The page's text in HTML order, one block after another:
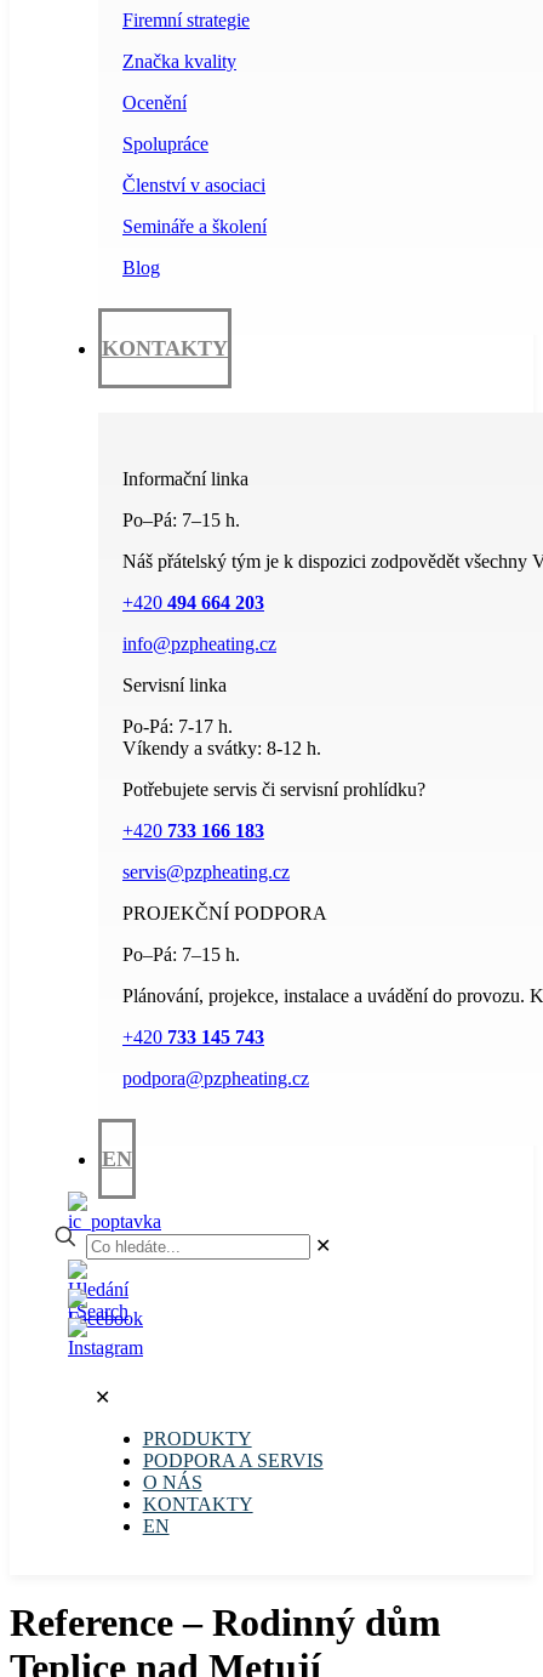
Firemní strategie
Značka kvality
Ocenění
Spolupráce
Členství v asociaci
Semináře a školení
Blog
KONTAKTY
Informační linka
Po–Pá: 7–15 h.
Náš přátelský tým je k dispozici zodpovědět všechny
+420 494 664 203
info@pzpheating.cz
Servisní linka
Po-Pá: 7-17 h.
Víkendy a svátky: 8-12 h.
Potřebujete servis či servisní prohlídku?
+420 733 166 183
servis@pzpheating.cz
PROJEKČNÍ PODPORA
Po–Pá: 7–15 h.
Plánování, projekce, instalace a uvádění do provozu.
+420 733 145 743
podpora@pzpheating.cz
EN
✕
✕
PRODUKTY
PODPORA A SERVIS
O NÁS
KONTAKTY
EN
Reference – Rodinný dům
Teplice nad Metují